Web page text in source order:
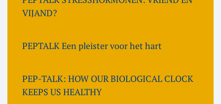
VIJAND?
PEPTALK Een pleister voor het hart
PEP-TALK: HOW OUR BIOLOGICAL CLOCK
KEEPS US HEALTHY